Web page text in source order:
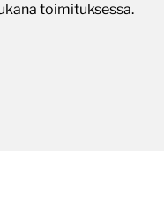
toimituksessa.